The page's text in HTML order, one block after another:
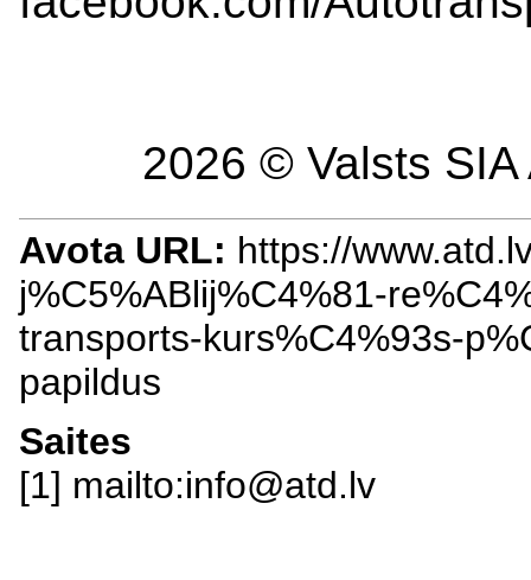
2026 © Valsts
Avota URL: https://
j%C5%ABlij%C4%81-
transports-kurs%C4%93s-
papildus
Saites
[1] mailto:info@atd.lv